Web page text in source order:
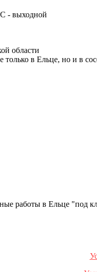
- выходной
области
в Ельце, но и в
работы в Ельце "под